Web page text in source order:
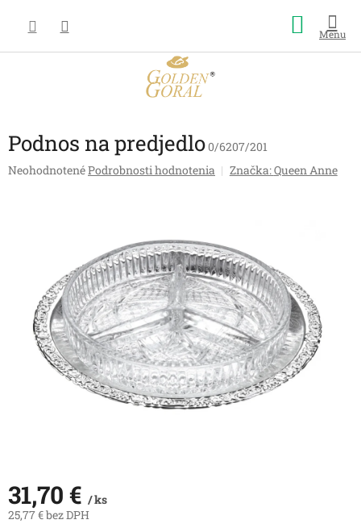
obsah
košík
Podnos na predjedlo0/6207/201
Priemerné
hviezdičiek.
NeohodnotenéPodrobnosti hodnotenia Značka:Queen Anne
31,70 € / ks
25,77 € bez DPH